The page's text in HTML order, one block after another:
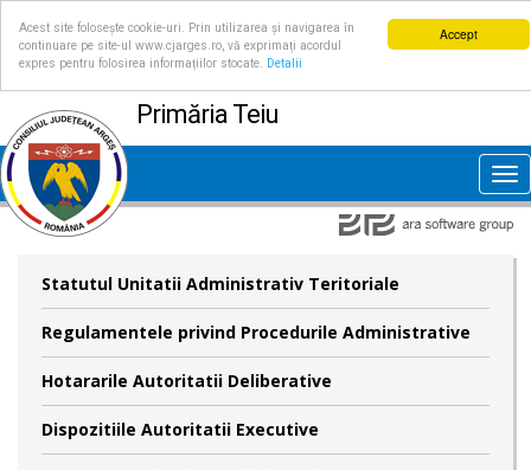
Accept
Acest site folosește cookie-uri. Prin utilizarea și navigarea în
continuare pe site-ul www.cjarges.ro, vă exprimați acordul
expres pentru folosirea informațiilor stocate.
Detalii
Primăria Teiu
Statutul Unitatii Administrativ Teritoriale
Regulamentele privind Procedurile Administrative
Hotararile Autoritatii Deliberative
Dispozitiile Autoritatii Executive